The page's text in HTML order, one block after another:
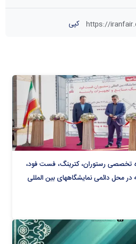
https:// کپی
تخصصی رستوران، کترینگ، فست فود،
محل دائمی نمایشگاههای بین المللی